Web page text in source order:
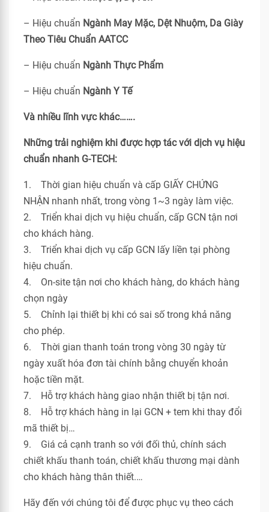
– Hiệu chuẩn Ngành May Mặc, Dệt Nhuộm, Da Giày
Theo Tiêu Chuẩn AATCC
– Hiệu chuẩn Ngành Thực Phẩm
– Hiệu chuẩn Ngành Y Tế
Và nhiều lĩnh vực khác…….
Những trải nghiệm khi được hợp tác với dịch vụ hiệu
chuẩn nhanh G-TECH:
1. Thời gian hiệu chuẩn và cấp GIẤY CHỨNG
NHẬN nhanh nhất, trong vòng 1~3 ngày làm việc.
2. Triển khai dịch vụ hiệu chuẩn, cấp GCN tận nơi
cho khách hàng.
3. Triển khai dịch vụ cấp GCN lấy liền tại phòng
hiệu chuẩn.
4. On-site tận nơi cho khách hàng, do khách hàng
chọn ngày
5. Chỉnh lại thiết bị khi có sai số trong khả năng
cho phép.
6. Thời gian thanh toán trong vòng 30 ngày từ
ngày xuất hóa đơn tài chính bằng chuyển khoản
hoặc tiền mặt.
7. Hỗ trợ khách hàng giao nhận thiết bị tận nơi.
8. Hỗ trợ khách hàng in lại GCN + tem khi thay đổi
mã thiết bị…
9. Giá cả cạnh tranh so với đối thủ, chính sách
chiết khấu thanh toán, chiết khấu thương mại dành
cho khách hàng thân thiết.…
Hãy đến với chúng tôi để được phục vụ theo cách